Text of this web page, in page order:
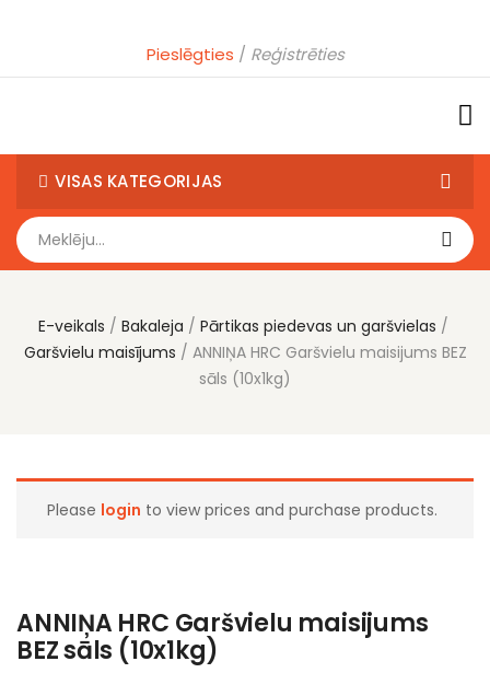
Pieslēgties Reģistrēties
VISAS KATEGORIJAS
E-veikals Bakaleja
Pārtikas piedevas un garšvielas
Garšvielu maisījums
ANNIŅA HRC Garšvielu maisijums BEZ
sāls (10x1kg)
Please login to view prices and purchase products.
ANNIŅA HRC Garšvielu maisijums
BEZ sāls (10x1kg)